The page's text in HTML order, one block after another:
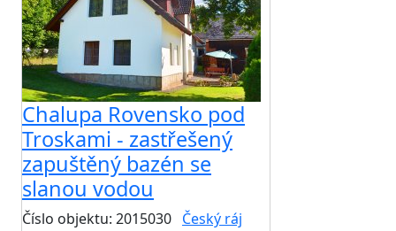
Chalupa Rovensko pod
Troskami - zastřešený
zapuštěný bazén se
slanou vodou
Číslo objektu: 2015030 Český ráj